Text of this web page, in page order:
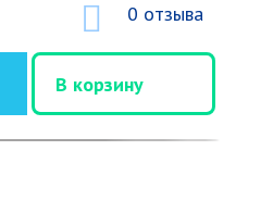
0 отзыва
В корзину